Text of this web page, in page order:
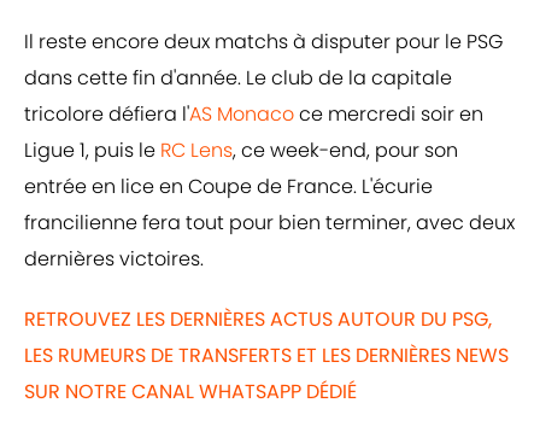
Il reste encore deux matchs à disputer pour le PSG
dans cette fin d'année. Le club de la capitale
tricolore défiera l'AS Monacoce mercredi soir en
Ligue 1, puis le RC Lens, ce week-end, pour son
entrée en lice en Coupe de France. L'écurie
francilienne fera tout pour bien terminer, avec deux
dernières victoires.
RETROUVEZ LES DERNIÈRES ACTUS AUTOUR DU PSG,
LES RUMEURS DE TRANSFERTS ET LES DERNIÈRES NEWS
SUR NOTRE CANAL WHATSAPP DÉDIÉ